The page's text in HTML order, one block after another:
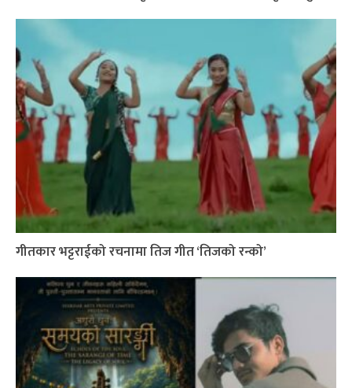
गीतकार भट्टराईको रचनामा तिज गीत ‘तिजको रन्को’